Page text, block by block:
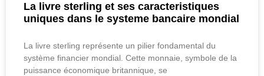
La livre sterling et ses caracteristiques
uniques dans le systeme bancaire mondial
La livre sterling représente un pilier fondamental du
système financier mondial. Cette monnaie, symbole de la
puissance économique britannique, se